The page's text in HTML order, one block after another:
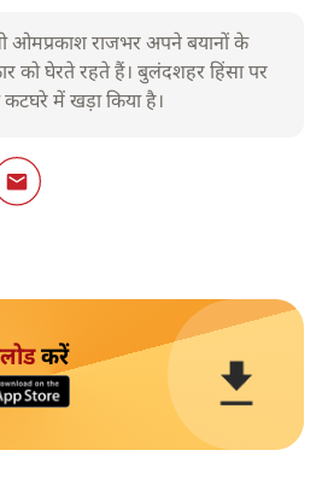
ओमप्रकाश राजभर अपने बयानों के
को घेरते रहते हैं। बुलंदशहर हिंसा पर
कटघरे में खड़ा किया है।
करें